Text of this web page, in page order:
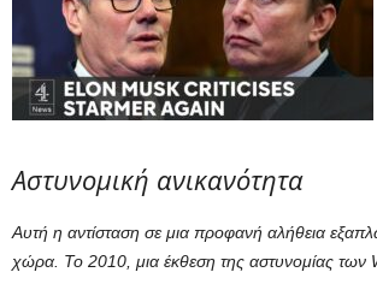
Αστυνομική ανικανότητα
Αυτή η αντίσταση σε μια προφανή αλήθεια
χώρα. Το 2010, μια έκθεση της αστυνομίας των